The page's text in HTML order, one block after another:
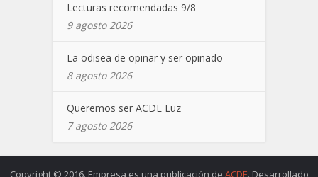
Lecturas recomendadas 9/8
9 agosto 2026
La odisea de opinar y ser opinado
8 agosto 2026
Queremos ser ACDE Luz
7 agosto 2026
Copyright © 2016. Empresa es una publicación de ACDE. Desarrollado